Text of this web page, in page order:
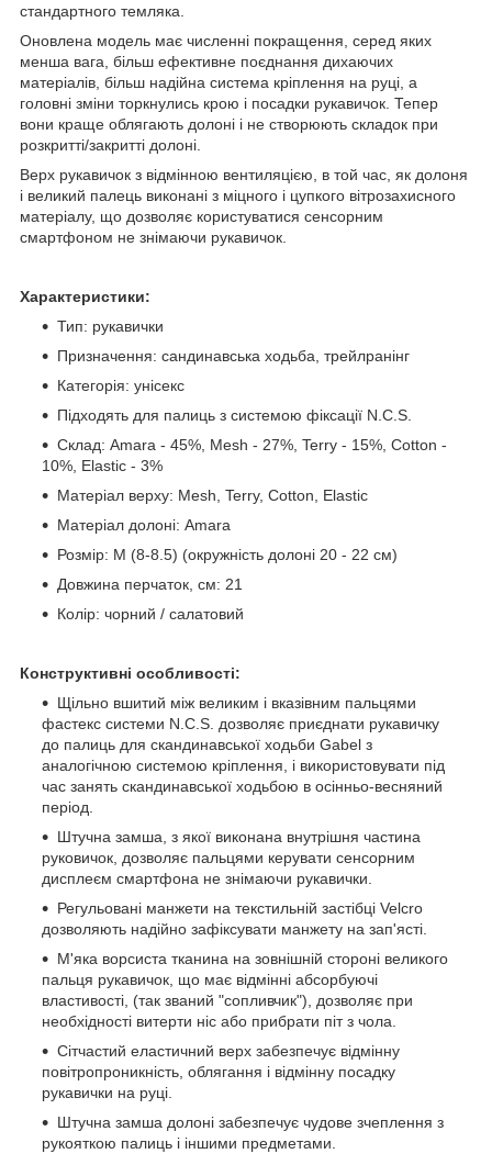
стандартного темляка.
Оновлена модель має численні покращення, серед яких
менша вага, більш ефективне поєднання дихаючих
матеріалів, більш надійна система кріплення на руці, а
головні зміни торкнулись крою і посадки рукавичок. Тепер
вони краще облягають долоні і не створюють складок при
розкритті/закритті долоні.
Верх рукавичок з відмінною вентиляцією, в той час, як долоня
і великий палець виконані з міцного і цупкого вітрозахисного
матеріалу, що дозволяє користуватися сенсорним
смартфоном не знімаючи рукавичок.
Характеристики:
Тип: рукавички
Призначення: сандинавська ходьба, трейлранінг
Категорія: унісекс
Підходять для палиць з системою фіксації N.C.S.
Склад: Amara - 45%, Mesh - 27%, Terry - 15%, Cotton -
10%, Elastic - 3%
Матеріал верху: Mesh, Terry, Cotton, Elastic
Матеріал долоні: Amara
Розмір: M (8-8.5) (окружність долоні 20 - 22 см)
Довжина перчаток, см: 21
Колір: чорний / салатовий
Конструктивні особливості:
Щільно вшитий між великим і вказівним пальцями
фастекс системи N.C.S. дозволяє приєднати рукавичку
до палиць для скандинавської ходьби Gabel з
аналогічною системою кріплення, і використовувати під
час занять скандинавської ходьбою в осінньо-весняний
період.
Штучна замша, з якої виконана внутрішня частина
руковичок, дозволяє пальцями керувати сенсорним
дисплеєм смартфона не знімаючи рукавички.
Регульовані манжети на текстильній застібці Velcro
дозволяють надійно зафіксувати манжету на зап'ясті.
М'яка ворсиста тканина на зовнішній стороні великого
пальця рукавичок, що має відмінні абсорбуючі
властивості, (так званий "сопливчик"), дозволяє при
необхідності витерти ніс або прибрати піт з чола.
Сітчастий еластичний верх забезпечує відмінну
повітропроникність, облягання і відмінну посадку
рукавички на руці.
Штучна замша долоні забезпечує чудове зчеплення з
рукояткою палиць і іншими предметами.